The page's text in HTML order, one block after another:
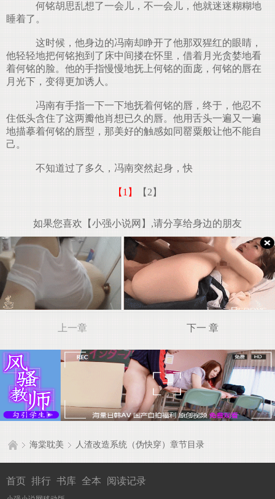
何铭胡思乱想了一会儿，不一会儿，他就迷迷糊糊地
睡着了。
这时候，他身边的冯南却睁开了他那双猩红的眼睛，
他轻轻地把何铭抱到了床中间搂在怀里，借着月光贪婪地看
着何铭的脸。他的手指慢慢地抚上何铭的面庞，何铭的唇在
月光下，变得更加诱人。
冯南有手指一下一下地抚着何铭的唇，终于，他忍不
住低头含住了这两瓣他肖想已久的唇。他用舌头一遍又一遍
地描摹着何铭的唇型，那美好的触感如同罂粟般让他不能自
己。
不知道过了多久，冯南突然起身，快
【1】 【2】
如果您喜欢【小强小说网】,请分享给身边的朋友
上一章 下一 章
海棠耽美 人渣改造系统（伪快穿）章节目录
首页 排行 书库 全本 阅读记录